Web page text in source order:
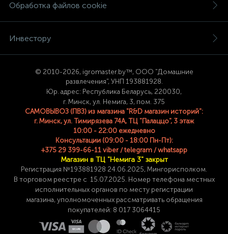
Обработка файлов cookie
Инвестору
© 2010-2026, igromaster.by™, ООО "Домашние
развлечения", УНП 193881928.
Юр. адрес: Республика Беларусь, 220030,
г. Минск, ул. Немига, 3, пом. 375
САМОВЫВОЗ (ПВЗ) из магазина "R&D магазин историй":
г. Минск, ул. Тимирязева 74A, ТЦ "Палаццо", 3 этаж
10:00 - 22:00 ежедневно
Консультации (09:00 - 18:00 Пн-Пт):
+375 29 399-66-11 viber / telegram / whatsapp
Магазин в ТЦ "Немига 3" закрыт
Регистрация №193881928 24 .06.2025, Мингорисполком.
В торговом реестре с 15.07.2025. Номер телефона местных
исполнительных органов по месту регистрации
магазина,уполномоченных рассматривать обращения
покупателей: 8 017 3064415